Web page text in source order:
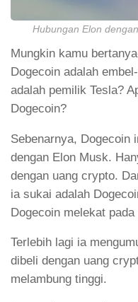
Hubungan Elon
Mungkin kamu
Dogecoin adalah
adalah pemilik Tesla?
Dogecoin?
Sebenarnya, Dogecoin
dengan Elon Musk.
dengan uang crypto.
ia sukai adalah
Dogecoin melekat
Terlebih lagi ia
dibeli dengan uang
melambung tinggi.